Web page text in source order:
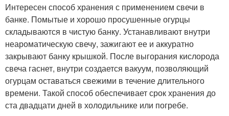
Интересен способ хранения с применением свечи в
банке. Помытые и хорошо просушенные огурцы
складываются в чистую банку. Устанавливают внутри
неароматическую свечу, зажигают ее и аккуратно
закрывают банку крышкой. После выгорания кислорода
свеча гаснет, внутри создается вакуум, позволяющий
огурцам оставаться свежими в течение длительного
времени. Такой способ обеспечивает срок хранения до
ста двадцати дней в холодильнике или погребе.